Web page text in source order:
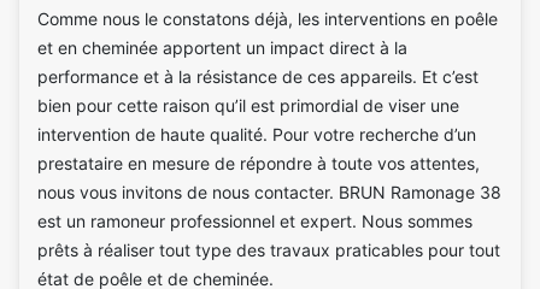
Comme nous le constatons déjà, les interventions en poêle
et en cheminée apportent un impact direct à la
performance et à la résistance de ces appareils. Et c’est
bien pour cette raison qu’il est primordial de viser une
intervention de haute qualité. Pour votre recherche d’un
prestataire en mesure de répondre à toute vos attentes,
nous vous invitons de nous contacter. BRUN Ramonage 38
est un ramoneur professionnel et expert. Nous sommes
prêts à réaliser tout type des travaux praticables pour tout
état de poêle et de cheminée.